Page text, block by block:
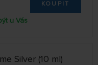
KOUPIT
u Vás
Silver (10 ml)